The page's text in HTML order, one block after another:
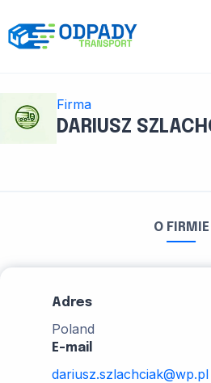
do
treści
Firma
DARIUSZ
O FIRMIE
Adres
Poland
E-mail
dariusz.szlachciak@wp.pl